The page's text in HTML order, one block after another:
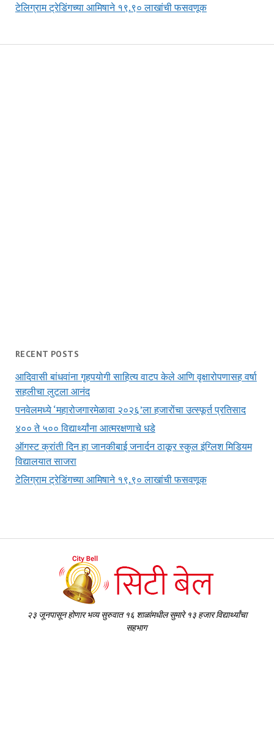
टेलिग्राम ट्रेडिंगच्या आमिषाने १९.९० लाखांची फसवणूक
RECENT POSTS
आदिवासी बांधवांना गृहपयोगी साहित्य वाटप केले आणि वृक्षारोपणासह वर्षा
सहलीचा लुटला आनंद
पनवेलमध्ये ‘महारोजगारमेळावा २०२६’ला हजारोंचा उत्स्फूर्त प्रतिसाद
४०० ते ५०० विद्यार्थ्यांना आत्मरक्षणाचे धडे
ऑगस्ट क्रांती दिन हा जानकीबाई जनार्दन ठाकूर स्कुल इंग्लिश मिडियम
विद्यालयात साजरा
टेलिग्राम ट्रेडिंगच्या आमिषाने १९.९० लाखांची फसवणूक
२३ जूनपासून होणार भव्य सुरुवात १६ शाळांमधील सुमारे १३ हजार विद्यार्थ्यांचा
सहभाग